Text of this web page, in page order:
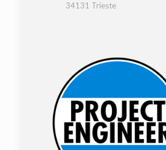
34131 Trieste